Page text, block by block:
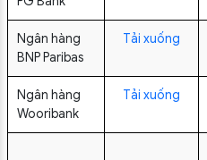
Ngân hàng
BNP Paribas
Tải xuống
Ngân hàng
Wooribank
Tải xuống